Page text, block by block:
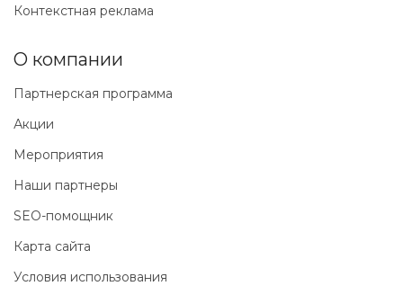
Контекстная реклама
О компании
Партнерская программа
Акции
Мероприятия
Наши партнеры
SEO-помощник
Карта сайта
Условия использования